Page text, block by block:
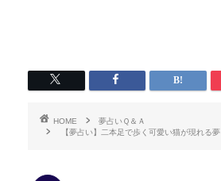
HOME
夢占いＱ＆Ａ
【夢占い】二本足で歩く可愛い猫が現れる夢